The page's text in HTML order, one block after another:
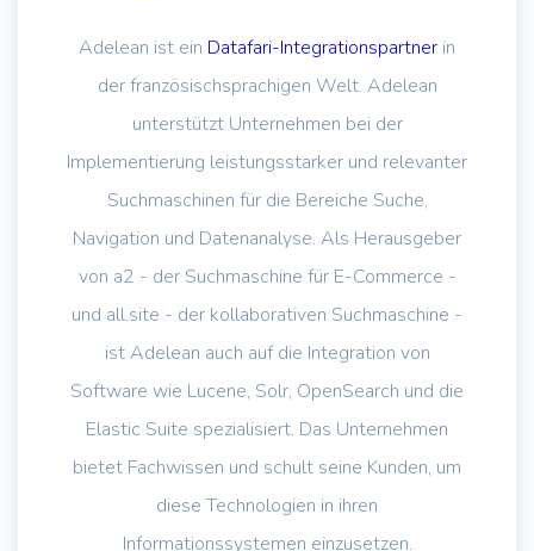
Adelean ist ein Datafari-Integrationspartner in
der französischsprachigen Welt. Adelean
unterstützt Unternehmen bei der
Implementierung leistungsstarker und relevanter
Suchmaschinen für die Bereiche Suche,
Navigation und Datenanalyse. Als Herausgeber
von a2 - der Suchmaschine für E-Commerce -
und all.site - der kollaborativen Suchmaschine -
ist Adelean auch auf die Integration von
Software wie Lucene, Solr, OpenSearch und die
Elastic Suite spezialisiert. Das Unternehmen
bietet Fachwissen und schult seine Kunden, um
diese Technologien in ihren
Informationssystemen einzusetzen.